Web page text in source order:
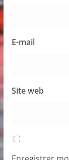
E-mail
Site web